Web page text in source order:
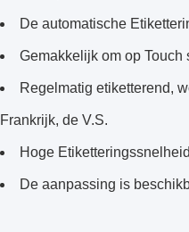
De automatische
Gemakkelijk om op
Regelmatig etiketterend,
Frankrijk, de V.S.
Hoge
De aanpassing is